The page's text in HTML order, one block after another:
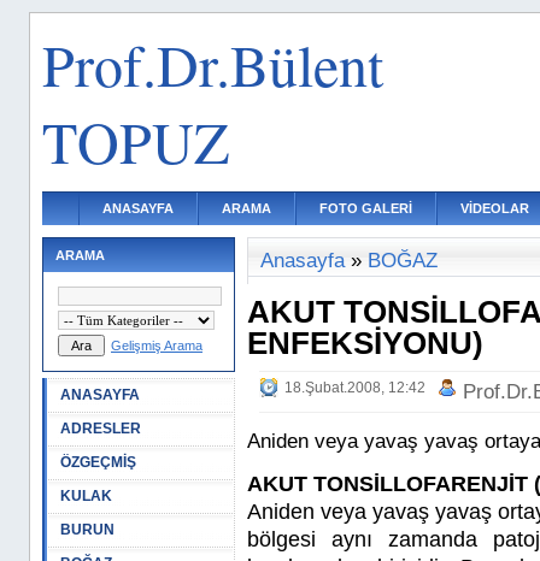
Prof.Dr.Bülent
TOPUZ
ANASAYFA ARAMA FOTO GALERİ VİDEOLAR
ARAMA
Gelişmiş Arama
ANASAYFA
ADRESLER
ÖZGEÇMİŞ
KULAK
BURUN
Anasayfa» BOĞAZ
AKUT
ENFEKSİYONU)
18.Şubat.2008, 12:42
Aniden veya yavaş yavaş
AKUT TONSİLLOFARENJİT
Aniden veya yavaş yavaş
bölgesi aynı zamanda